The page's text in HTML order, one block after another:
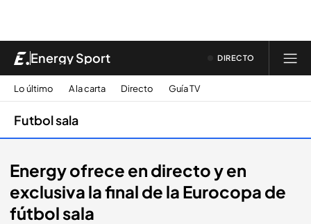
Energy Sport DIRECTO
Lo último A la carta Directo Guía TV
Futbol sala
Energy ofrece en directo y en
exclusiva la final de la Eurocopa de
fútbol sala